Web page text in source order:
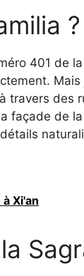
?
401 de
Mais
travers des
façade de
Xi'an